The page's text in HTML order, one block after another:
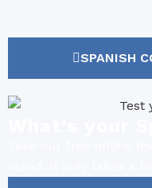
SPANISH